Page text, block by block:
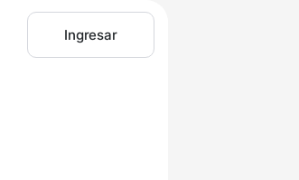
Ingresar